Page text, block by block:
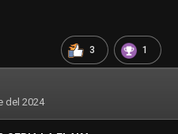
3 1
del 2024